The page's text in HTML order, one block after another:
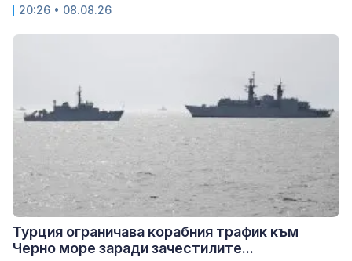
20:26 • 08.08.26
Турция ограничава корабния трафик към
Черно море заради зачестилите...